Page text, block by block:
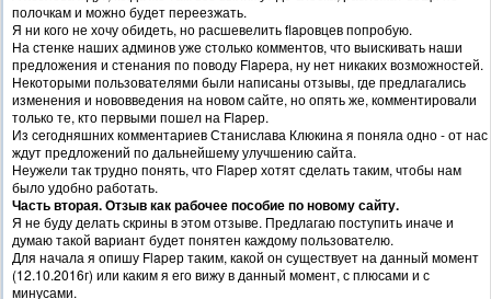
полочкам и можно будет переезжать.
Я ни кого не хочу обидеть, но расшевелить flapовцев попробую.
На стенке наших админов уже столько комментов, что выискивать наши
предложения и стенания по поводу Flapера, ну нет никаких возможностей.
Некоторыми пользователями были написаны отзывы, где предлагались
изменения и нововведения на новом сайте, но опять же, комментировали
только те, кто первыми пошел на Flapер.
Из сегодняшних комментариев Станислава Клюкина я поняла одно - от нас
ждут предложений по дальнейшему улучшению сайта.
Неужели так трудно понять, что Flapер хотят сделать таким, чтобы нам
было удобно работать.
Часть вторая. Отзыв как рабочее пособие по новому сайту.
Я не буду делать скрины в этом отзыве. Предлагаю поступить иначе и
думаю такой вариант будет понятен каждому пользователю.
Для начала я опишу Flapер таким, какой он существует на данный момент
(12.10.2016г) или каким я его вижу в данный момент, с плюсами и с
минусами.